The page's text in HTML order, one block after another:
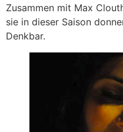
Zusammen mit Max
sie in dieser Saison
Denkbar.